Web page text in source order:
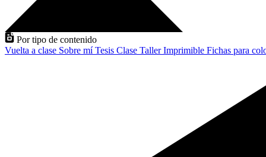
Por tipo de contenido
Vuelta a clase Sobre míTesis Clase TallerImprimible Fichas para